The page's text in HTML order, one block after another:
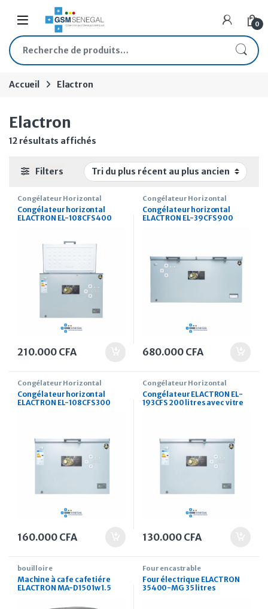
Skip to navigation
Skip to content
Open 0
Recherche pour :
Accueil Elactron
Elactron
12 résultats affichés
Filters
Congélateur Horizontal
Congélateur horizontal
ELACTRON EL-108CFS 400
210.000 CFA
Congélateur Horizontal
Congélateur horizontal
ELACTRON EL-39CFS 900
680.000 CFA
Congélateur Horizontal
Congélateur horizontal
ELACTRON EL-108CFS 300
160.000 CFA
Congélateur Horizontal
Congélateur ELACTRON EL-
193CFS 200 litres avec vitre
130.000 CFA
bouilloire
Machine à cafe cafetiére
ELACTRON MA-D1501w 1.5
Four encastrable
Four électrique ELACTRON
35400-MG 35 litres